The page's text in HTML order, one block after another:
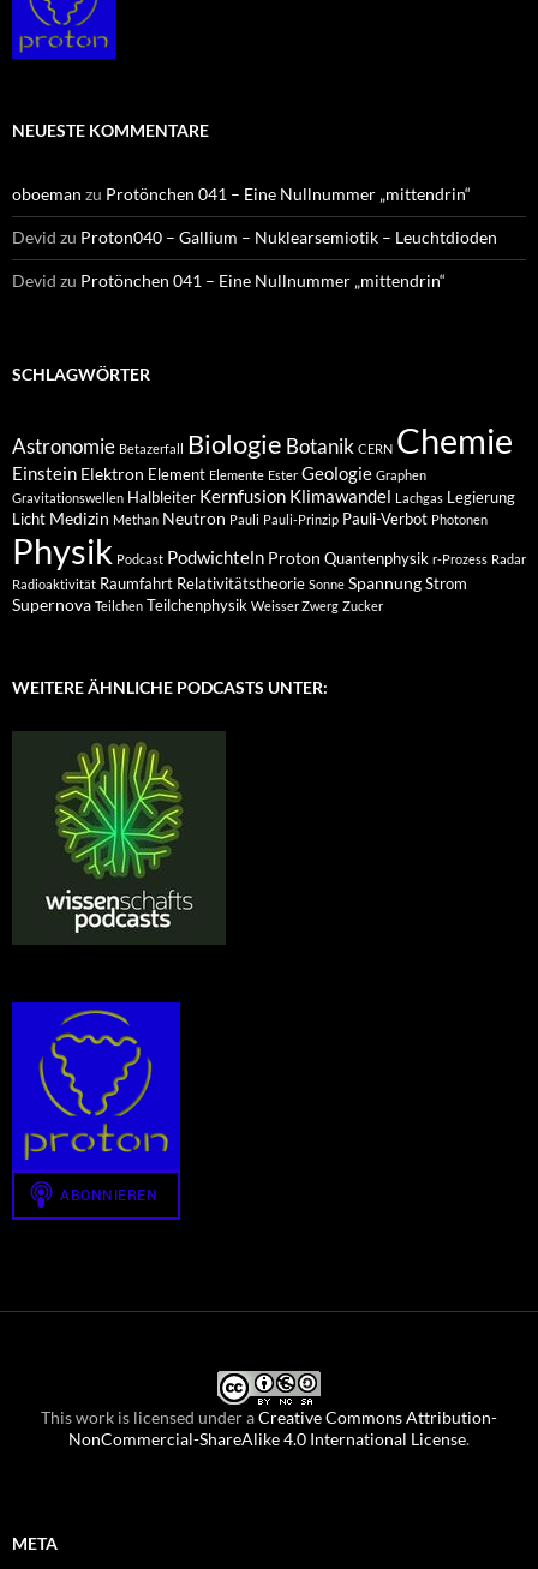
NEUESTE KOMMENTARE
oboeman zu Protönchen 041 – Eine Nullnummer „mittendrin“
Devid zu Proton040 – Gallium – Nuklearsemiotik – Leuchtdioden
Devid zu Protönchen 041 – Eine Nullnummer „mittendrin“
SCHLAGWÖRTER
Astronomie Betazerfall Biologie Botanik CERN Chemie
Einstein Elektron Element Elemente Ester Geologie Graphen
Gravitationswellen Halbleiter Kernfusion Klimawandel Lachgas Legierung
Licht Medizin Methan Neutron Pauli Pauli-Prinzip Pauli-Verbot Photonen
Physik Podcast Podwichteln Proton Quantenphysik r-Prozess Radar
Radioaktivität Raumfahrt Relativitätstheorie Sonne Spannung Strom
Supernova Teilchen Teilchenphysik Weisser Zwerg Zucker
WEITERE ÄHNLICHE PODCASTS UNTER:
This work is licensed under aCreative Commons Attribution-
NonCommercial-ShareAlike 4.0 International License.
META